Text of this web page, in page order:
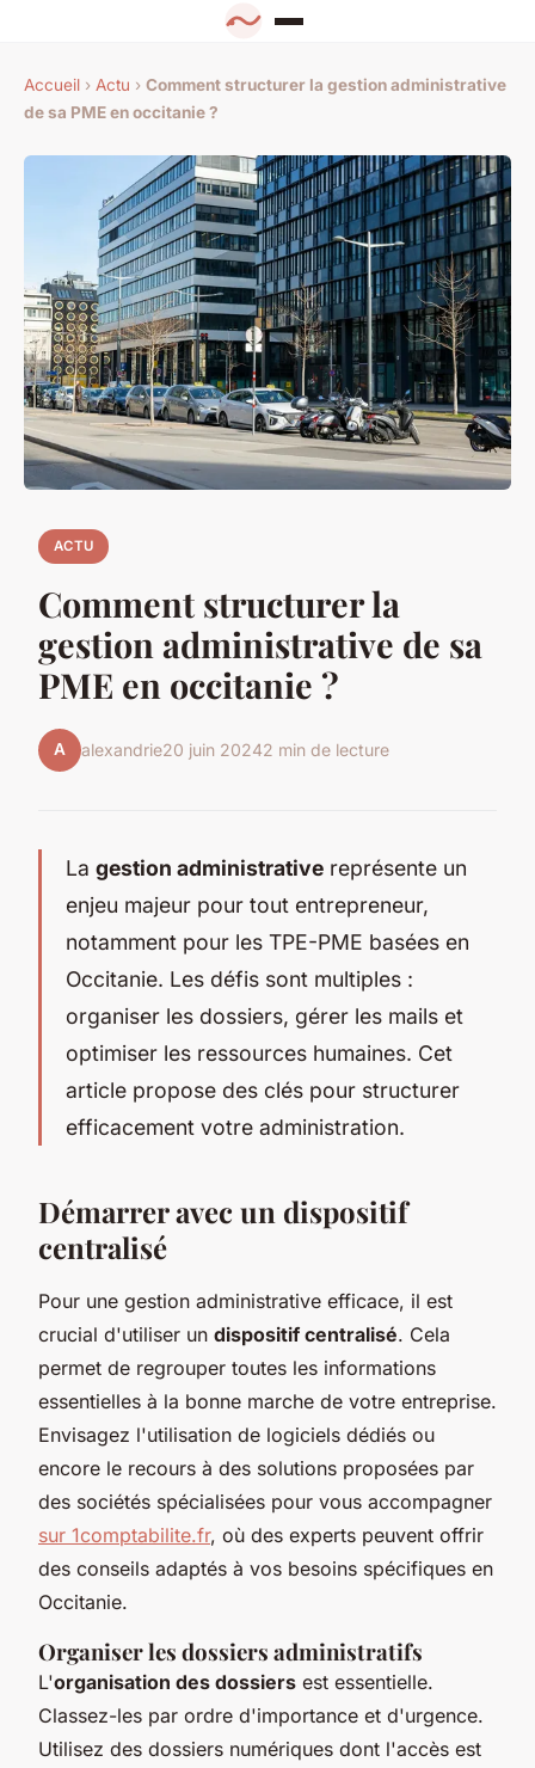
Accueil › Actu › Comment structurer la gestion administrative
de sa PME en occitanie ?
ACTU
Comment structurer la
gestion administrative de sa
PME en occitanie ?
A alexandrie20 juin 20242 min de lecture
La gestion administrative représente un
enjeu majeur pour tout entrepreneur,
notamment pour les TPE-PME basées en
Occitanie. Les défis sont multiples :
organiser les dossiers, gérer les mails et
optimiser les ressources humaines. Cet
article propose des clés pour structurer
efficacement votre administration.
Démarrer avec un dispositif
centralisé
Pour une gestion administrative efficace, il est
crucial d'utiliser un dispositif centralisé. Cela
permet de regrouper toutes les informations
essentielles à la bonne marche de votre entreprise.
Envisagez l'utilisation de logiciels dédiés ou
encore le recours à des solutions proposées par
des sociétés spécialisées pour vous accompagner
sur 1comptabilite.fr, où des experts peuvent offrir
des conseils adaptés à vos besoins spécifiques en
Occitanie.
Organiser les dossiers administratifs
L'organisation des dossiers est essentielle.
Classez-les par ordre d'importance et d'urgence.
Utilisez des dossiers numériques dont l'accès est